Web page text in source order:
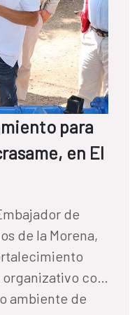
para
en El
de la Morena,
con
ambiente de